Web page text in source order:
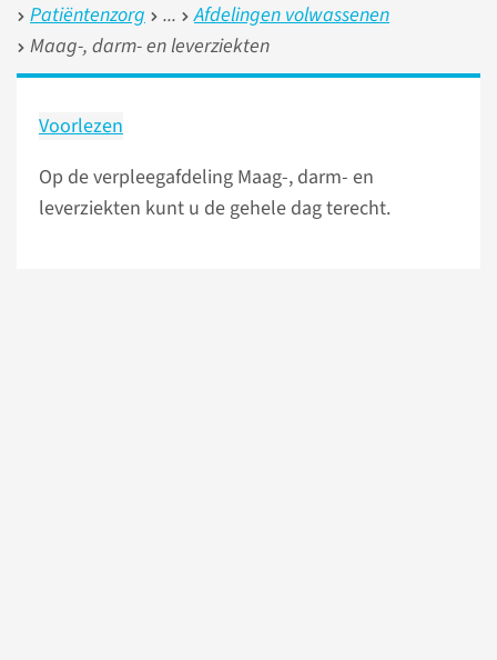
Patiëntenzorg
Afdelingen volwassenen
Maag-, darm- en leverziekten
Voorlezen
Op de verpleegafdeling Maag-, darm- en
leverziekten kunt u de gehele dag terecht.